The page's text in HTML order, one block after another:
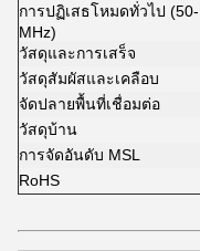
การปฏิเสธโหมดทั่วไป
MHz)
วัสดุและการเสร็จ
วัสดุสัมผัสและเคลือบ
จัดปลายพื้นที่เชื่อมต่อ
วัสดุบ้าน
การจัดอันดับ MSL
RoHS